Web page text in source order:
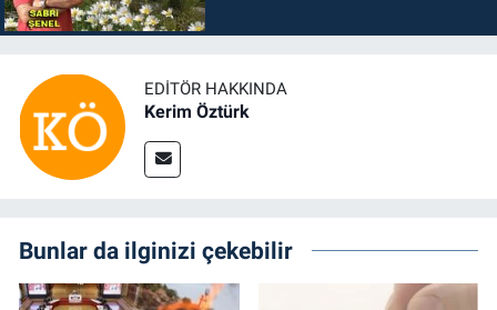
EDITÖR HAKKINDA
Kerim Öztürk
Bunlar da ilginizi çekebilir